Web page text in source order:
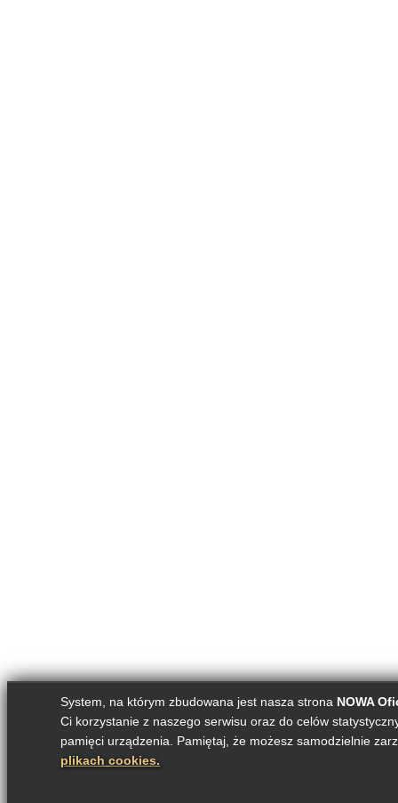
System, na którym zbudowana jest nasza strona NOWA
Ci korzystanie z naszego serwisu oraz do celów
pamięci urządzenia. Pamiętaj, że możesz samodzielnie
plikach cookies.